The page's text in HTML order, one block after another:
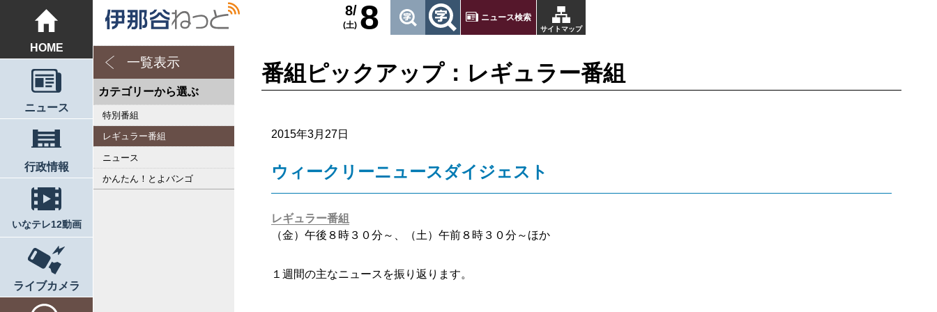
サイトマップ
ニュース検索
8
8/
(土)
HOME
ニュース
行政情報
いなテレ12動画
ライブカメラ
一覧表示
カテゴリーから選ぶ
特別番組
レギュラー番組
ニュース
かんたん！とよバンゴ
番組ピックアップ：レギュラー番組
2015年3月27日
ウィークリーニュースダイジェスト
レギュラー番組
（金）午後８時３０分～、（土）午前８時３０分～ほか
１週間の主なニュースを振り返ります。